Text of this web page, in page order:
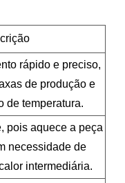
rápido e preciso,
de produção e
de temperatura.
pois aquece a peça
necessidade de
intermediária.